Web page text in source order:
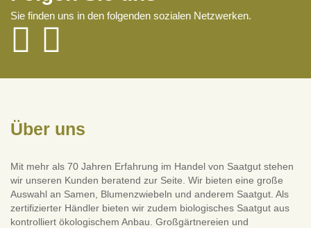
Sie finden uns in den folgenden sozialen Netzwerken.
Über uns
Mit mehr als 70 Jahren Erfahrung im Handel von Saatgut stehen
wir unseren Kunden beratend zur Seite. Wir bieten eine große
Auswahl an Samen, Blumenzwiebeln und anderem Saatgut. Als
zertifizierter Händler bieten wir zudem biologisches Saatgut aus
kontrolliert ökologischem Anbau. Großgärtnereien und